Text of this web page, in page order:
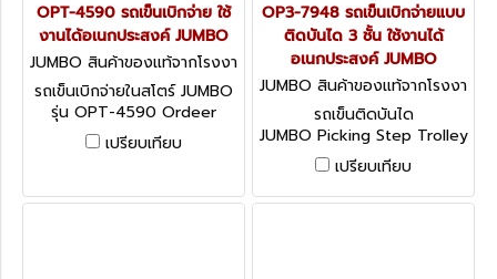
OPT-4590 รถเข็นเบิกจ่าย ใช้
งานได้อเนกประสงค์ JUMBO
JUMBO สินค้าของแท้จากโรงงา
นผู้ผลิต OPT-4590
รถเข็นเบิกจ่ายในสโตร์ JUMBO
รุ่น OPT-4590 Ordeer
Picking Trolley โครงสร้างเป็น
เหล็กพ่นสีฝุ่น 4 ชั้น
เปรียบเทียบ
OP3-7948 รถเข็นเบิกจ่ายแบบ
ติดบันได 3 ชั้น ใช้งานได้
อเนกประสงค์ JUMBO
JUMBO สินค้าของแท้จากโรงงา
นผู้ผลิต OP3-7948
รถเข็นติดบันได
JUMBO Picking Step Trolley
โครงสร้างเหล็กพ่นสีฝุ่น แข็ง
แรง ล้อเกลียว PU เคลื่อนย้าย
คล่องตัว
เปรียบเทียบ